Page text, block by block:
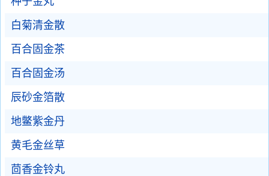
白菊清金散
百合固金茶
百合固金汤
辰砂金箔散
地鳖紫金丹
黄毛金丝草
茴香金铃丸